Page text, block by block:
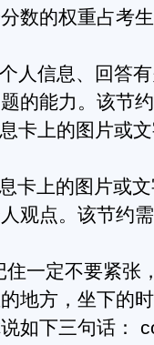
数的权重占考
信息、回答有
的能力。该节
上的图片或文
上的图片或文
观点。该节约
一定不要紧张
地方，坐下的
如下三句话：